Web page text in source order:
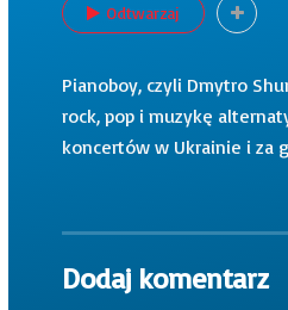
Odtwarzaj
Pianoboy, czyli Dmytro
rock, pop i muzykę
koncertów w Ukrainie i za
Dodaj komentarz